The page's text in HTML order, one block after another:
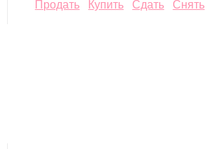
Продать
Купить Сдать Снять